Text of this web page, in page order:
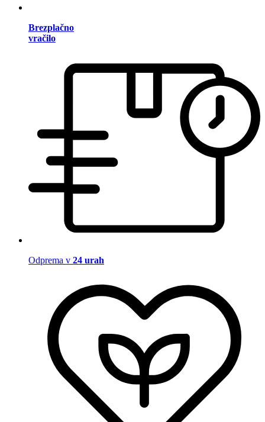
Brezplačno
vračilo
Odprema v 24 urah